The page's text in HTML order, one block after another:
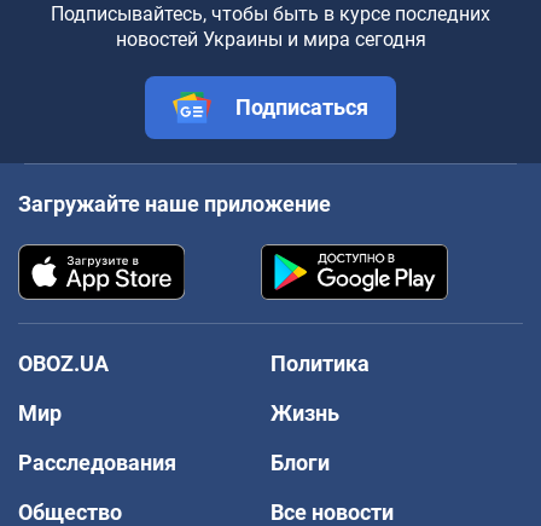
Подписывайтесь, чтобы быть в курсе последних
новостей Украины и мира сегодня
Подписаться
Загружайте наше приложение
OBOZ.UA
Политика
Мир
Жизнь
Расследования
Блоги
Общество
Все новости